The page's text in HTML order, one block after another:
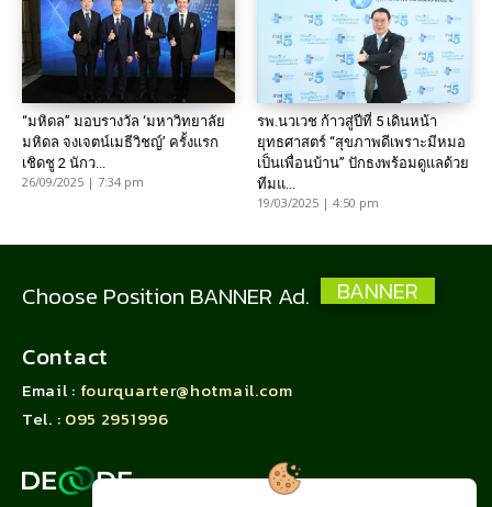
“มหิดล” มอบรางวัล ‘มหาวิทยาลัย
มหิดล จงเจตน์เมธีวิชญ์’ ครั้งแรก
เชิดชู 2 นักว...
26/09/2025 | 7:34 pm
รพ.นวเวช ก้าวสู่ปีที่ 5 เดินหน้า
ยุทธศาสตร์ “สุขภาพดีเพราะมีหมอ
เป็นเพื่อนบ้าน” ปักธงพร้อมดูแลด้วย
ทีมแ...
19/03/2025 | 4:50 pm
Choose Position BANNER Ad. BANNER
Contact
Email : fourquarter@hotmail.com
Tel. : 095 2951996